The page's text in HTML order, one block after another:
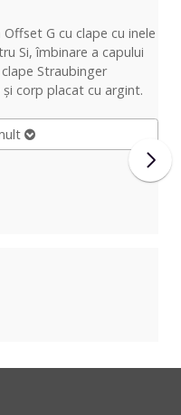
G cu clape cu inele
Si, îmbinare a capului
Straubinger
corp placat cu argint.